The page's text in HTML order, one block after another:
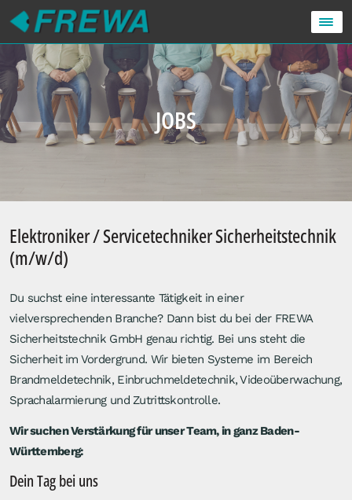
JOBS
Elektroniker / Servicetechniker Sicherheitstechnik
(m/w/d)
Du suchst eine interessante Tätigkeit in einer
vielversprechenden Branche? Dann bist du bei der FREWA
Sicherheitstechnik GmbH genau richtig. Bei uns steht die
Sicherheit im Vordergrund. Wir bieten Systeme im Bereich
Brandmeldetechnik, Einbruchmeldetechnik, Videoüberwachung,
Sprachalarmierung und Zutrittskontrolle.
Wir suchen Verstärkung für unser Team, in ganz Baden-
Württemberg:
Dein Tag bei uns